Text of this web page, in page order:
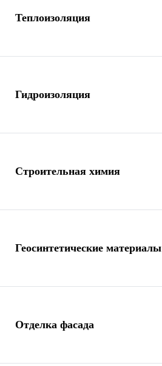
Теплоизоляция
Гидроизоляция
Строительная химия
Геосинтетические материалы
Отделка фасада